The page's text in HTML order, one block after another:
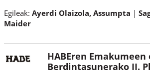
Egileak: Ayerdi Olaizola, Assumpta
Maider
HABEren Emakumeen
Berdintasunerako II.